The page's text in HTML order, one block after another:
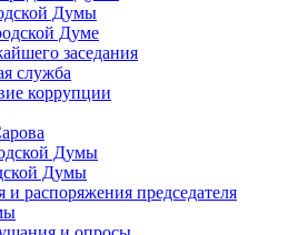
Думы
Думе
заседания
служба
коррупции
Думы
Думы
и распоряжения председателя